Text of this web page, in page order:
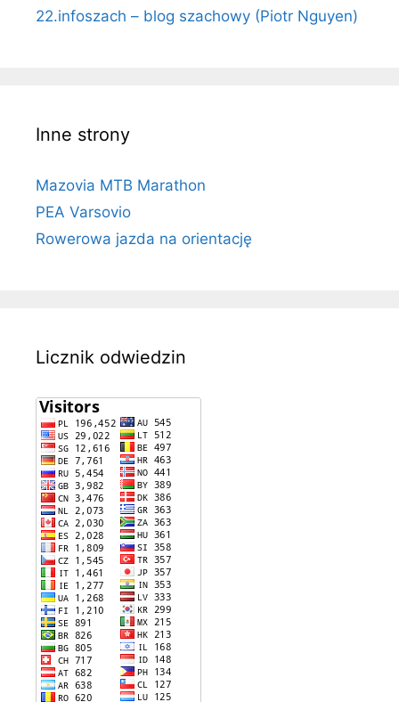
22.infoszach – blog szachowy (Piotr Nguyen)
Inne strony
Mazovia MTB Marathon
PEA Varsovio
Rowerowa jazda na orientację
Licznik odwiedzin